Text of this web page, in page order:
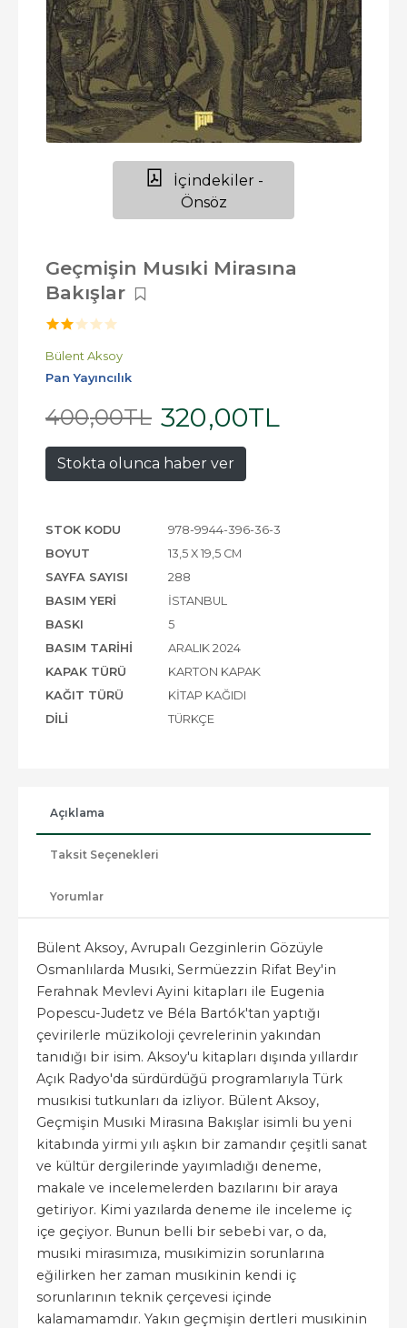
İçindekiler -
Önsöz
Geçmişin Musıki Mirasına
Bakışlar
Bülent Aksoy
Pan Yayıncılık
400,00TL 320,00TL
Stokta olunca haber ver
STOK KODU
978-9944-396-36-3
BOYUT
13,5 X 19,5 CM
SAYFA SAYISI
288
BASIM YERI
İSTANBUL
BASKI
5
BASIM TARIHI
ARALIK 2024
KAPAK TÜRÜ
KARTON KAPAK
KAĞIT TÜRÜ
KITAP KAĞIDI
DILI
TÜRKÇE
Açıklama
Taksit Seçenekleri
Yorumlar
Bülent Aksoy, Avrupalı Gezginlerin Gözüyle
Osmanlılarda Musıki, Sermüezzin Rifat Bey'in
Ferahnak Mevlevi Ayini kitapları ile Eugenia
Popescu-Judetz ve Béla Bartók'tan yaptığı
çevirilerle müzikoloji çevrelerinin yakından
tanıdığı bir isim. Aksoy'u kitapları dışında yıllardır
Açık Radyo'da sürdürdüğü programlarıyla Türk
musıkisi tutkunları da izliyor. Bülent Aksoy,
Geçmişin Musıki Mirasına Bakışlar isimli bu yeni
kitabında yirmi yılı aşkın bir zamandır çeşitli sanat
ve kültür dergilerinde yayımladığı deneme,
makale ve incelemelerden bazılarını bir araya
getiriyor. Kimi yazılarda deneme ile inceleme iç
içe geçiyor. Bunun belli bir sebebi var, o da,
musıki mirasımıza, musıkimizin sorunlarına
eğilirken her zaman musıkinin kendi iç
sorunlarının teknik çerçevesi içinde
kalamamamdır. Yakın geçmişin dertleri musıkinin